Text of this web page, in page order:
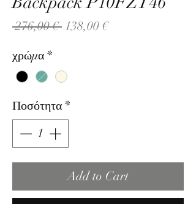
276,00 € Κανονική
138,00 €Τιμή
χρώμα *
Ποσότητα *
Add to Cart